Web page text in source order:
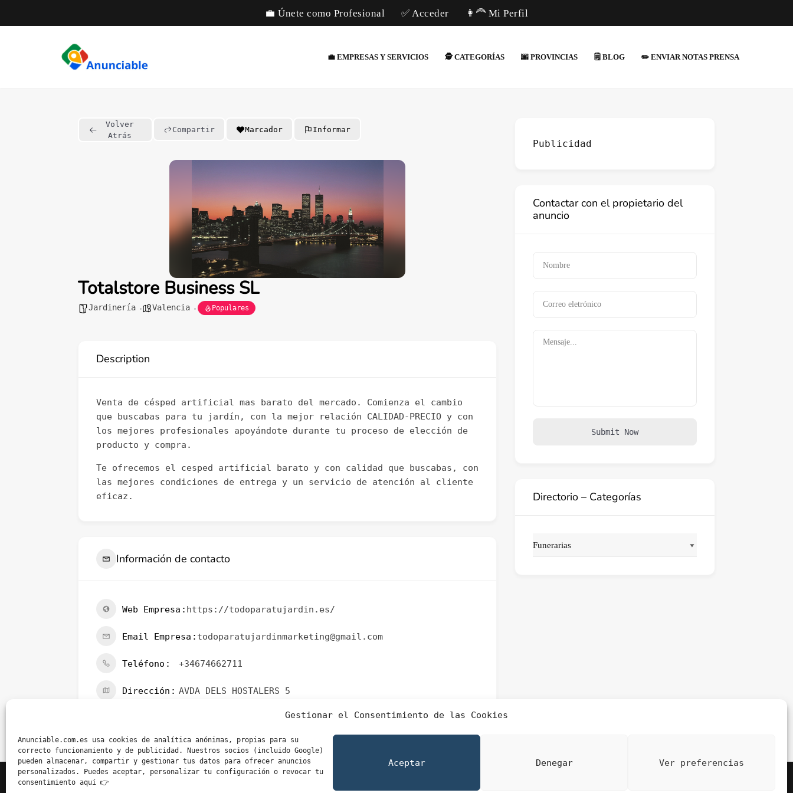
Gestionar el Consentimiento de las Cookies
Anunciable.com.es usa cookies de analítica anónimas, propias para su
correcto funcionamiento y de publicidad. Nuestros socios (incluido Google)
pueden almacenar, compartir y gestionar tus datos para ofrecer anuncios
personalizados. Puedes aceptar, personalizar tu configuración o revocar tu
consentimiento aquí 👉
Aceptar Denegar Ver preferencias
💼 Únete como Profesional ✅ Acceder 👩‍🦰 Mi Perfil
💼 EMPRESAS Y SERVICIOS 🕵️ CATEGORÍAS 🌆 PROVINCIAS 🗒️ BLOG ✏️ ENVIAR NOTAS PRENSA
Volver
Atrás
Compartir Marcador Informar
Totalstore Business SL
Jardinería Valencia Populares
Description
Venta de césped artificial mas barato del mercado. Comienza el cambio
que buscabas para tu jardín, con la mejor relación CALIDAD-PRECIO y con
los mejores profesionales apoyándote durante tu proceso de elección de
producto y compra.
Te ofrecemos el cesped artificial barato y con calidad que buscabas, con
las mejores condiciones de entrega y un servicio de atención al cliente
eficaz.
Información de contacto
Web Empresa https://todoparatujardin.es/
Email Empresa todoparatujardinmarketing@gmail.com
Teléfono +34674662711
Dirección AVDA DELS HOSTALERS 5
Publicidad
Contactar con el propietario del
anuncio
Submit Now
Directorio – Categorías
Aviso Legal